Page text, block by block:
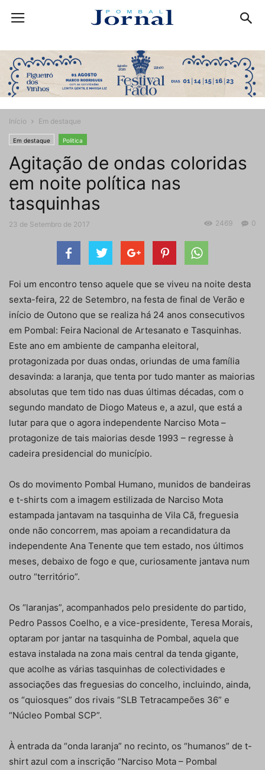
Início Em destaque
Em destaque Politica
Agitação de ondas coloridas
em noite política nas
tasquinhas
23 de Setembro de 2017 0
2469
Foi um encontro tenso aquele que se viveu na noite desta
sexta-feira, 22 de Setembro, na festa de final de Verão e
início de Outono que se realiza há 24 anos consecutivos
em Pombal: Feira Nacional de Artesanato e Tasquinhas.
Este ano em ambiente de campanha eleitoral,
protagonizada por duas ondas, oriundas de uma família
desavinda: a laranja, que tenta por tudo manter as maiorias
absolutas que tem tido nas duas últimas décadas, com o
segundo mandato de Diogo Mateus e, a azul, que está a
lutar para que o agora independente Narciso Mota –
protagonize de tais maiorias desde 1993 – regresse à
cadeira presidencial do município.
Os do movimento Pombal Humano, munidos de bandeiras
e t-shirts com a imagem estilizada de Narciso Mota
estampada jantavam na tasquinha de Vila Cã, freguesia
onde não concorrem, mas apoiam a recandidatura da
independente Ana Tenente que tem estado, nos últimos
meses, debaixo de fogo e que, curiosamente jantava num
outro “território”.
Os “laranjas”, acompanhados pelo presidente do partido,
Pedro Passos Coelho, e a vice-presidente, Teresa Morais,
optaram por jantar na tasquinha de Pombal, aquela que
estava instalada na zona mais central da tenda gigante,
que acolhe as várias tasquinhas de colectividades e
associações das freguesias do concelho, incluindo, ainda,
os “quiosques” dos rivais “SLB Tetracampeões 36” e
“Núcleo Pombal SCP”.
À entrada da “onda laranja” no recinto, os “humanos” de t-
shirt azul com a inscrição “Narciso Mota – Pombal